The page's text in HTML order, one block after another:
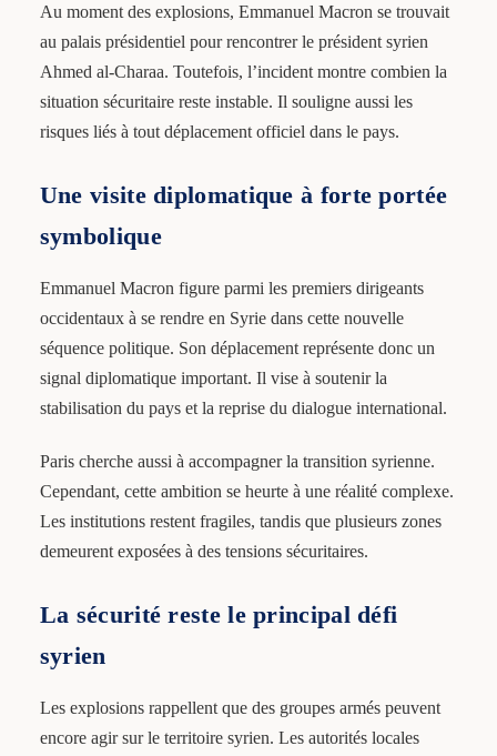
Au moment des explosions, Emmanuel Macron se trouvait
au palais présidentiel pour rencontrer le président syrien
Ahmed al-Charaa. Toutefois, l’incident montre combien la
situation sécuritaire reste instable. Il souligne aussi les
risques liés à tout déplacement officiel dans le pays.
Une visite diplomatique à forte portée
symbolique
Emmanuel Macron figure parmi les premiers dirigeants
occidentaux à se rendre en Syrie dans cette nouvelle
séquence politique. Son déplacement représente donc un
signal diplomatique important. Il vise à soutenir la
stabilisation du pays et la reprise du dialogue international.
Paris cherche aussi à accompagner la transition syrienne.
Cependant, cette ambition se heurte à une réalité complexe.
Les institutions restent fragiles, tandis que plusieurs zones
demeurent exposées à des tensions sécuritaires.
La sécurité reste le principal défi
syrien
Les explosions rappellent que des groupes armés peuvent
encore agir sur le territoire syrien. Les autorités locales